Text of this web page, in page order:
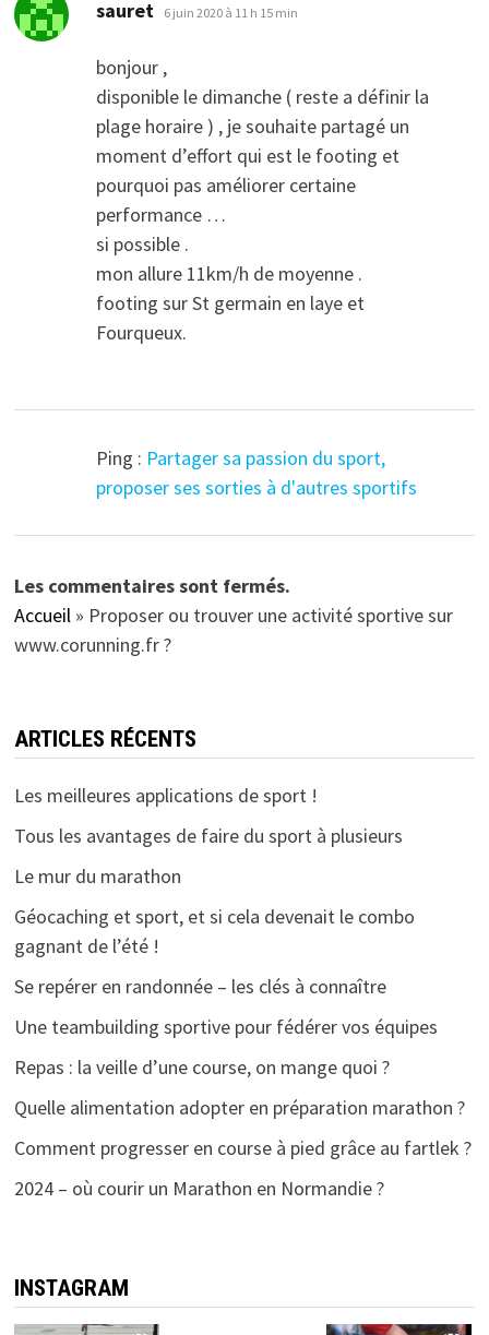
sauret dit :
6 juin 2020 à 11 h 15 min
bonjour ,
disponible le dimanche ( reste a définir la
plage horaire ) , je souhaite partagé un
moment d’effort qui est le footing et
pourquoi pas améliorer certaine
performance …
si possible .
mon allure 11km/h de moyenne .
footing sur St germain en laye et
Fourqueux.
Ping : Partager sa passion du sport,
proposer ses sorties à d'autres sportifs
Les commentaires sont fermés.
Accueil » Proposer ou trouver une activité sportive sur
www.corunning.fr ?
ARTICLES RÉCENTS
Les meilleures applications de sport !
Tous les avantages de faire du sport à plusieurs
Le mur du marathon
Géocaching et sport, et si cela devenait le combo
gagnant de l’été !
Se repérer en randonnée – les clés à connaître
Une teambuilding sportive pour fédérer vos équipes
Repas : la veille d’une course, on mange quoi ?
Quelle alimentation adopter en préparation marathon ?
Comment progresser en course à pied grâce au fartlek ?
2024 – où courir un Marathon en Normandie ?
INSTAGRAM